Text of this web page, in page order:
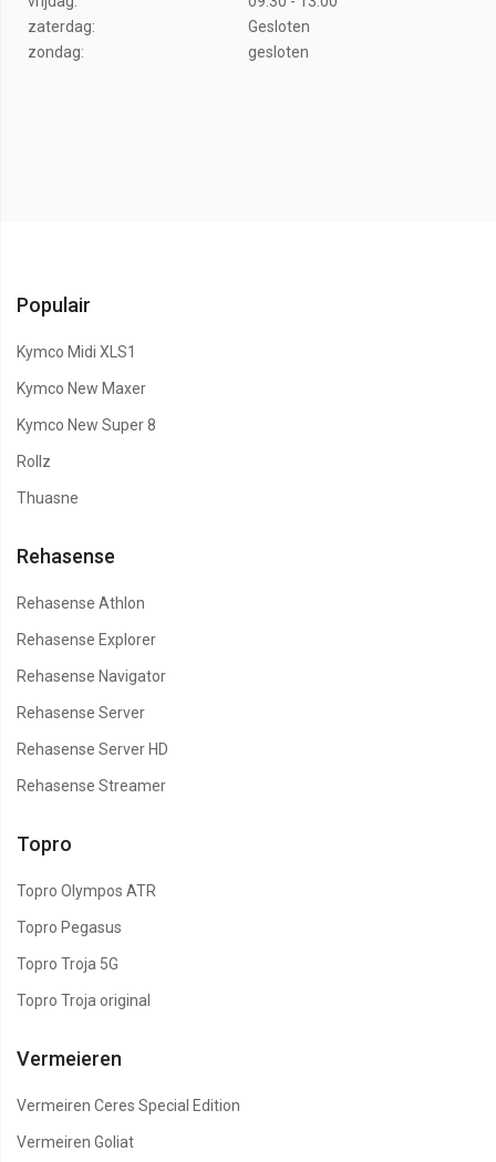
zaterdag:
Gesloten
zondag:
gesloten
Populair
Kymco Midi XLS1
Kymco New Maxer
Kymco New Super 8
Rollz
Thuasne
Rehasense
Rehasense Athlon
Rehasense Explorer
Rehasense Navigator
Rehasense Server
Rehasense Server HD
Rehasense Streamer
Topro
Topro Olympos ATR
Topro Pegasus
Topro Troja 5G
Topro Troja original
Vermeieren
Vermeiren Ceres Special Edition
Vermeiren Goliat